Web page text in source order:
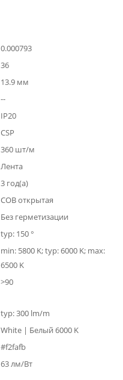
0.000793
36
13.9 мм
--
IP20
CSP
360 шт/м
Лента
3 год(а)
COB открытая
Без герметизации
typ: 150 °
min: 5800 K; typ: 6000 K; max:
6500 K
>90
typ: 300 lm/m
White | Белый 6000 K
#f2fafb
63 лм/Вт